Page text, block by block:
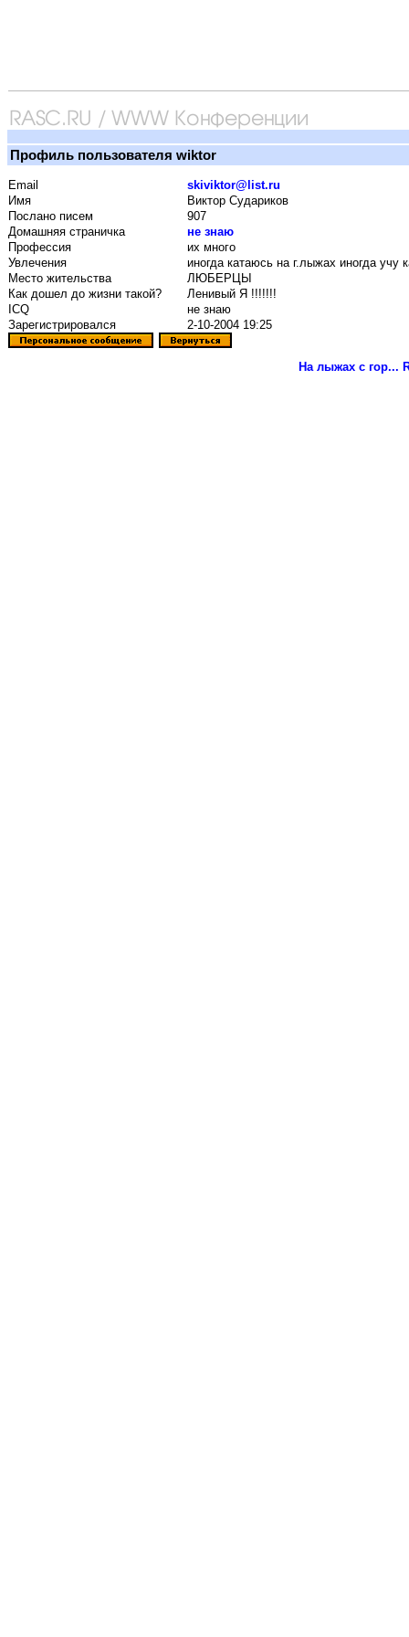
Профиль пользователя wiktor
Email
skiviktor@list.ru
Имя
Виктор Судариков
Послано писем
907
Домашняя страничка
не знаю
Профессия
их много
Увлечения
иногда катаюсь на г.лыжах иногда учу
Место жительства
ЛЮБЕРЦЫ
Как дошел до жизни такой?
Ленивый Я !!!!!!!
ICQ
не знаю
Зарегистрировался
2-10-2004 19:25
На лыжах с гор...